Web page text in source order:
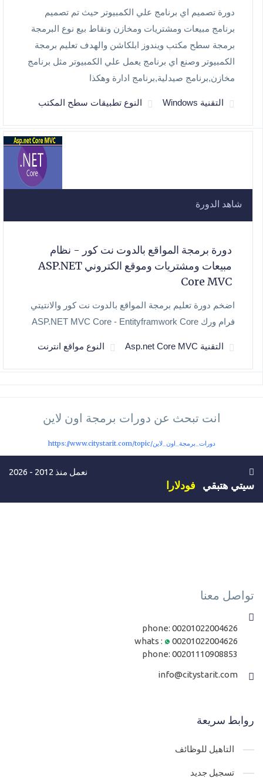
دورة تصميم اي برنامج علي الكمبيوتر حيث تم تصميم
برنامج مبيعات ومشتريات ومخازن ونقاط بيع نوع البرمجة
برمجة سطح مكتب ويندوز ابلكاشن والهدف تعليم برمجة
الكمبيوتر وصنع اي برنامج يعمل علي الكمبيوتر مثل برنامج
مخازن,برنامج صيدلية,برنامج ادارة وهكذا
التقنية Windows النوع تطبيقات سطح المكتب
شاهد الدورة
دورة برمجة المواقع بالدوت نت كور - نظام
مبيعات ومشتريات وموقع الكتروني ASP.NET
Core MVC
اضخم دورة تعليم برمجة المواقع بالدوت نت كور والانتيتي
فرام ورك ASP.NET MVC Core - Entityframwork Core
التقنية Asp.net Core MVC النوع مواقع انترنت
انت تبحث عن دورات برمجة اون لاين
https://www.citystarit.com/topic/دورات_برمجة_اون_لاين
نعمل منذ 2012 - 2026
سيتي هتبقي فودلارا
تواصل معنا
phone: 00201022004626
whats :
00201022004626
phone: 00201110908853
info@citystarit.com
روابط سريعة
التاهيل للوظائف
تسجيل جديد